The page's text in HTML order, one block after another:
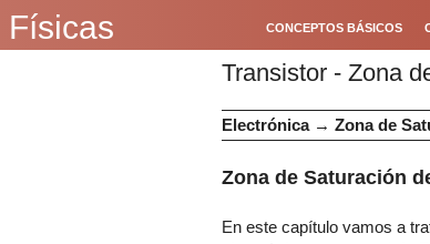
Físicas CONCEPTOS BÁSICOS
Transistor - Zona
Electrónica → Zona de
Zona de Saturación
En este capítulo vamos a